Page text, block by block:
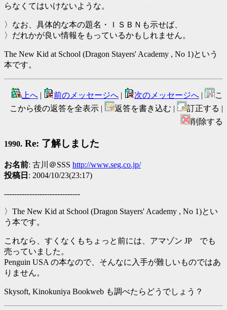
らなくてはいけないような。
〉なお、具体的な本の題名・ＩＳＢＮも示せば、
〉だれかが良い情報をもっているかもしれません。
The New Kid at School (Dragon Stayers' Academy , No 1)という
本です。
上へ | 前のメッセージへ | 次のメッセージへ |
こ
こから後の返答を全表示 |
返答を書き込む |
訂正する |
削除する
1990. Re: 了解しました
お名前: 古川＠SSS http://www.seg.co.jp/
投稿日 : 2004/10/23(23:17)
------------------------------
〉The New Kid at School (Dragon Stayers' Academy , No 1)とい
う本です。
これなら、すくなくもちょっと前には、アマゾン JP でも
売っていました。
Penguin USA の本なので、そんなに入手が難しいものではあ
りません。
Skysoft, Kinokuniya Bookweb も調べたらどうでしょう？